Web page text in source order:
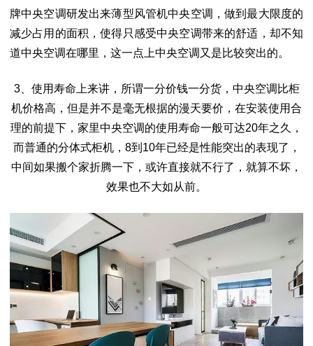
牌中央空调研发出来薄型风管机中央空调，做到最大限度的
减少占用的面积，使得只感受中央空调带来的舒适，却不知
道中央空调在哪里，这一点上中央空调又是比较突出的。
3、使用寿命上来讲，所谓一分价钱一分货，中央空调比柜
机价格高，但是并不是毫无根据的漫天要价，在安装使用合
理的前提下，家里中央空调的使用寿命一般可达20年之久，
而普通的分体式柜机，8到10年已经是性能突出的表现了，
中间如果搬个家折腾一下，或许直接就不行了，就算不坏，
效果也不大如从前。